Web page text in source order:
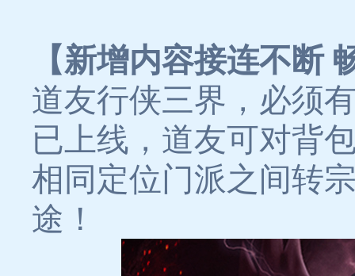
【新增内容接连不断
道友行侠三界，必须
已上线，道友可对背
相同定位门派之间转
途！